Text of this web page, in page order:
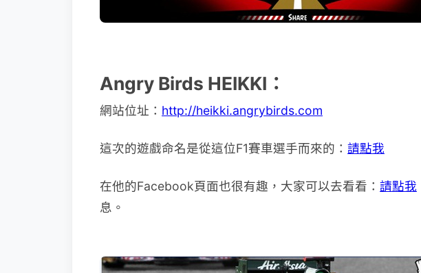
Angry Birds HEIKKI：
網站位址： http://heikki.angrybirds.com
這次的遊戲命名是從這位F1賽車選手而來的： 請點我
在他的Facebook頁面也很有趣，大家可以去看看： 請點我
息。